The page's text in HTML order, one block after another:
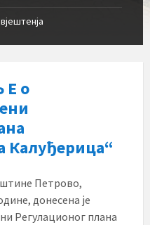
Е о
Калуђерица“
Петрово,
донесена је
Регулационог плана